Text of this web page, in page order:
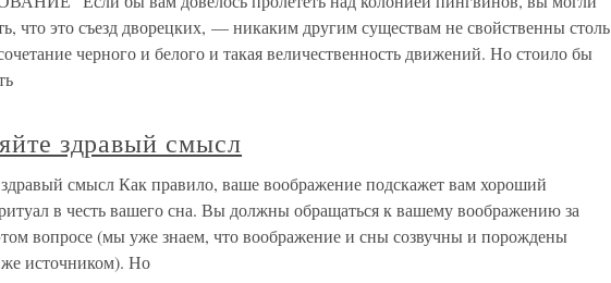
что это съезд дворецких, — никаким другим существам не свойственны столь
черного и белого и такая величественность движений. Но стоило бы
здравый смысл
смысл Как правило, ваше воображение подскажет вам хороший
в честь вашего сна. Вы должны обращаться к вашему воображению за
вопросе (мы уже знаем, что воображение и сны созвучны и порождены
источником). Но